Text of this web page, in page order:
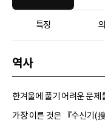
특징
역사
한겨울에 풀기 어려운 문
가장 이른 것은 『수신기(